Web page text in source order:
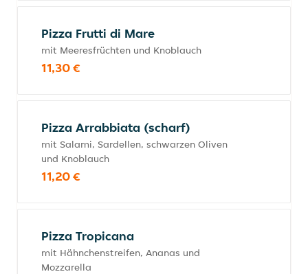
Pizza Frutti di Mare
mit Meeresfrüchten und Knoblauch
11,30 €
Pizza Arrabbiata (scharf)
mit Salami, Sardellen, schwarzen Oliven
und Knoblauch
11,20 €
Pizza Tropicana
mit Hähnchenstreifen, Ananas und
Mozzarella